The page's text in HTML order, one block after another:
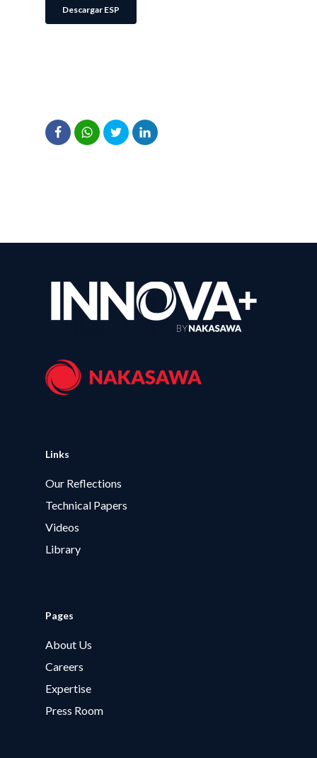
Descargar ESP
Links
Our Reflections
Technical Papers
Videos
Library
Pages
About Us
Careers
Expertise
Press Room